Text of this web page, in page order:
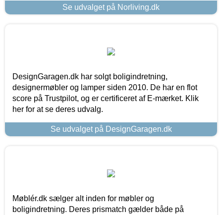
Se udvalget på Norliving.dk
DesignGaragen.dk har solgt boligindretning,
designermøbler og lamper siden 2010. De har en flot
score på Trustpilot, og er certificeret af E-mærket. Klik
her for at se deres udvalg.
Se udvalget på DesignGaragen.dk
Møblér.dk sælger alt inden for møbler og
boligindretning. Deres prismatch gælder både på